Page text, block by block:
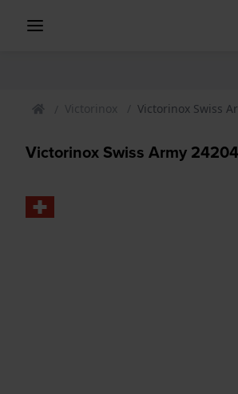
Victorinox Victorinox Swiss
Victorinox Swiss Army